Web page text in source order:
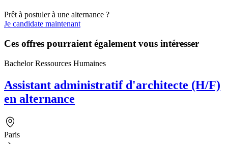
Prêt à postuler à une alternance ?
Je candidate maintenant
Ces offres pourraient également vous intéresser
Bachelor Ressources Humaines
Assistant administratif d'architecte (H/F)
en alternance
Paris